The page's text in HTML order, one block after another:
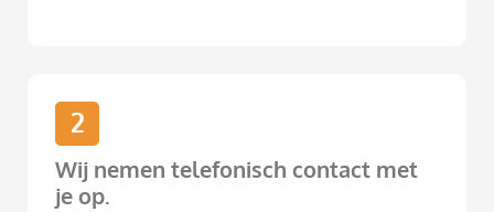
2
Wij nemen telefonisch contact met
je op.